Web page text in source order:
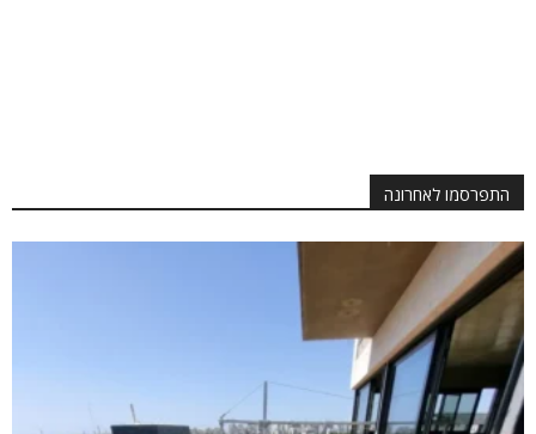
התפרסמו לאחרונה